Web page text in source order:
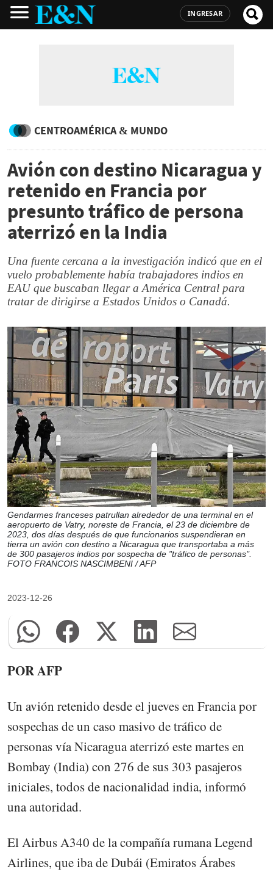
INGRESAR
CENTROAMÉRICA & MUNDO
Avión con destino Nicaragua y
retenido en Francia por
presunto tráfico de persona
aterrizó en la India
Una fuente cercana a la investigación indicó que en el
vuelo probablemente había trabajadores indios en
EAU que buscaban llegar a América Central para
tratar de dirigirse a Estados Unidos o Canadá.
Gendarmes franceses patrullan alrededor de una terminal en el
aeropuerto de Vatry, noreste de Francia, el 23 de diciembre de
2023, dos días después de que funcionarios suspendieran en
tierra un avión con destino a Nicaragua que transportaba a más
de 300 pasajeros indios por sospecha de "tráfico de personas".
FOTO FRANCOIS NASCIMBENI / AFP
2023-12-26
POR AFP
Un avión retenido desde el jueves en Francia por
sospechas de un caso masivo de tráfico de
personas vía Nicaragua aterrizó este martes en
Bombay (India) con 276 de sus 303 pasajeros
iniciales, todos de nacionalidad india, informó
una autoridad.
El Airbus A340 de la compañía rumana Legend
Airlines, que iba de Dubái (Emiratos Árabes